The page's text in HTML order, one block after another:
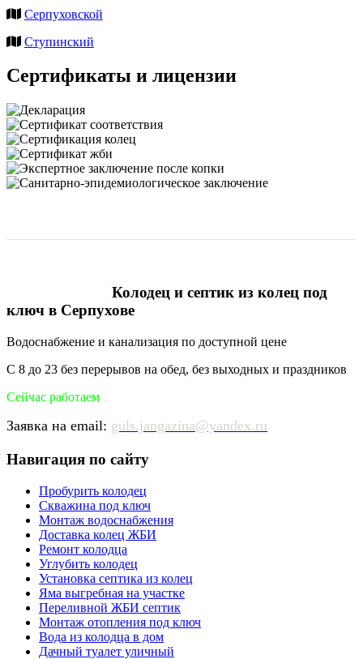
Серпуховской
Ступинский
Сертификаты и лицензии
Колодец и септик из колец под
ключ в Серпухове
Водоснабжение и канализация по доступной цене
С 8 до 23 без перерывов на обед, без выходных и праздников
Сейчас работаем
Заявка на email: guls.jangazina@yandex.ru
Навигация по сайту
Пробурить колодец
Скважина под ключ
Монтаж водоснабжения
Доставка колец ЖБИ
Ремонт колодца
Углубить колодец
Установка септика из колец
Яма выгребная на участке
Переливной ЖБИ септик
Монтаж отопления под ключ
Вода из колодца в дом
Дачный туалет уличный